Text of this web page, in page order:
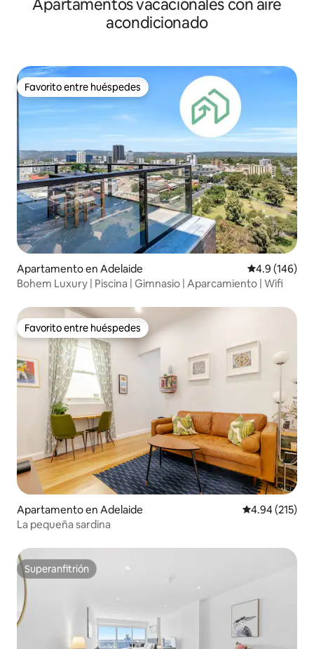
Adelaide Oval y del centro de la ciudad
Apartamentos vacacionales con aire
acondicionado
Favorito entre huéspedes
Favorito entre huéspedes
Apartamento en Adelaide Calificación
4.9 (146)
Bohem Luxury | Piscina | Gimnasio | Aparcamiento | Wifi
Favorito entre huéspedes
Favorito entre huéspedes
Apartamento en Adelaide Calificación
4.94 (215)
La pequeña sardina
Superanfitrión
Superanfitrión